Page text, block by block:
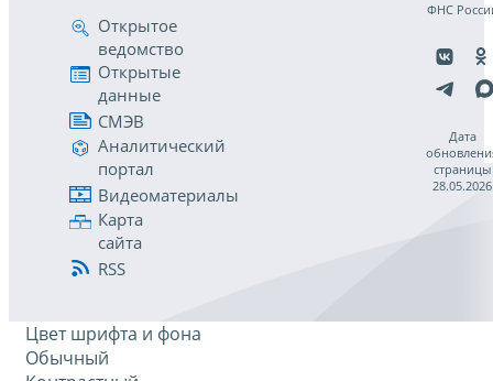
Открытое
ведомство
Открытые
данные
СМЭВ
Аналитический
портал
Видеоматериалы
Карта
сайта
RSS
ФНС
Дата
страницы
28.05.2026
Цвет шрифта и фона
Обычный